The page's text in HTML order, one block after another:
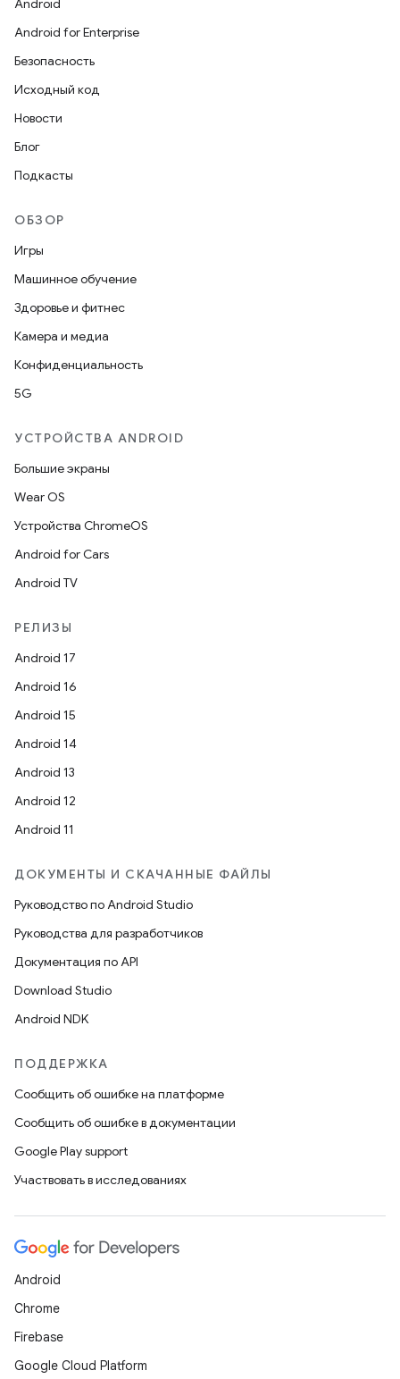
Android
Android for Enterprise
Безопасность
Исходный код
Новости
Блог
Подкасты
ОБЗОР
Игры
Машинное обучение
Здоровье и фитнес
Камера и медиа
Конфиденциальность
5G
УСТРОЙСТВА ANDROID
Большие экраны
Wear OS
Устройства ChromeOS
Android for Cars
Android TV
РЕЛИЗЫ
Android 17
Android 16
Android 15
Android 14
Android 13
Android 12
Android 11
ДОКУМЕНТЫ И СКАЧАННЫЕ ФАЙЛЫ
Руководство по Android Studio
Руководства для разработчиков
Документация по API
Download Studio
Android NDK
ПОДДЕРЖКА
Сообщить об ошибке на платформе
Сообщить об ошибке в документации
Google Play support
Участвовать в исследованиях
Android
Chrome
Firebase
Google Cloud Platform